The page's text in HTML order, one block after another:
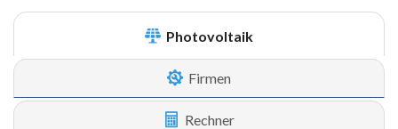
Photovoltaik
Firmen
Rechner